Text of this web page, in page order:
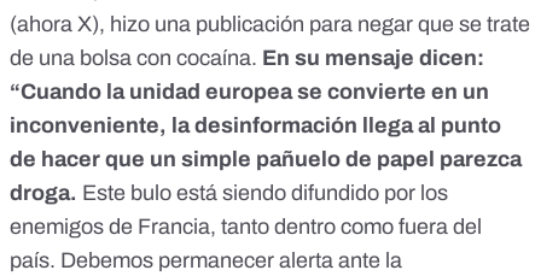
(ahora X), hizo una publicación para negar que se trate
de una bolsa con cocaína. En su mensaje dicen:
“Cuando la unidad europea se convierte en un
inconveniente, la desinformación llega al punto
de hacer que un simple pañuelo de papel parezca
droga. Este bulo está siendo difundido por los
enemigos de Francia, tanto dentro como fuera del
país. Debemos permanecer alerta ante la